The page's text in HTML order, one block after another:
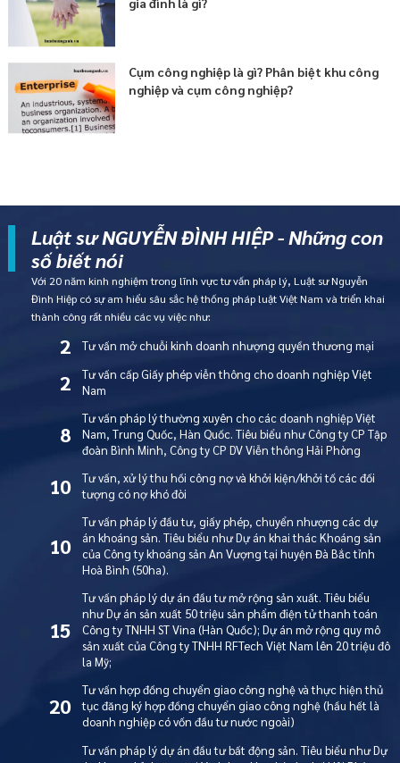
Cụm công nghiệp là gì? Phân biệt khu công
nghiệp và cụm công nghiệp?
Luật sư NGUYỄN ĐÌNH HIỆP - Những con
số biết nói
Với 20 năm kinh nghiệm trong lĩnh vực tư vấn pháp lý, Luật sư Nguyễn
Đình Hiệp có sự am hiểu sâu sắc hệ thống pháp luật Việt Nam và triển khai
thành công rất nhiều các vụ việc như:
2 Tư vấn mở chuỗi kinh doanh nhượng quyền thương mại
2
Tư vấn cấp Giấy phép viễn thông cho doanh nghiệp Việt
Nam
8
Tư vấn pháp lý thường xuyên cho các doanh nghiệp Việt
Nam, Trung Quốc, Hàn Quốc. Tiêu biểu như Công ty CP Tập
đoàn Bình Minh, Công ty CP DV Viễn thông Hải Phòng
10
Tư vấn, xử lý thu hồi công nợ và khởi kiện/khởi tố các đối
tượng có nợ khó đòi
10
Tư vấn pháp lý đầu tư, giấy phép, chuyển nhượng các dự
án khoáng sản. Tiêu biểu như Dự án khai thác Khoáng sản
của Công ty khoáng sản An Vượng tại huyện Đà Bắc tỉnh
Hoà Bình (50ha).
15
Tư vấn pháp lý dự án đầu tư mở rộng sản xuất. Tiêu biểu
như Dự án sản xuất 50 triệu sản phẩm điện tử thanh toán
Công ty TNHH ST Vina (Hàn Quốc); Dự án mở rộng quy mô
sản xuất của Công ty TNHH RFTech Việt Nam lên 20 triệu đô
la Mỹ;
20
Tư vấn hợp đồng chuyển giao công nghệ và thực hiện thủ
tục đăng ký hợp đồng chuyển giao công nghệ (hầu hết là
doanh nghiệp có vốn đầu tư nước ngoài)
Tư vấn pháp lý dự án đầu tư bất động sản. Tiêu biểu như Dự